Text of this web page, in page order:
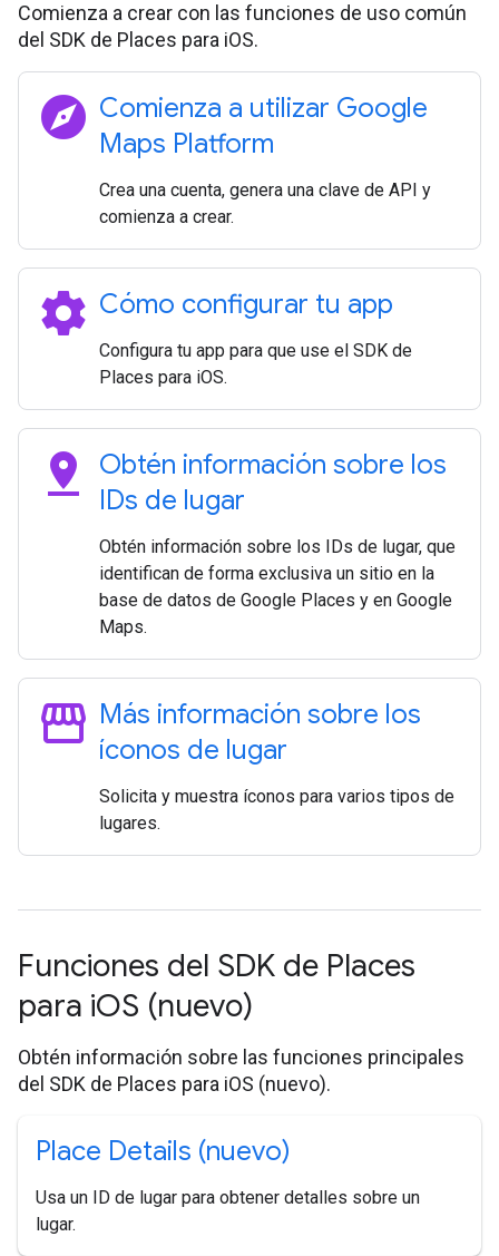
Comienza a crear con las funciones de uso común
del SDK de Places para iOS.
explore Comienza a utilizar Google
Maps Platform
Crea una cuenta, genera una clave de API y
comienza a crear.
settings Cómo configurar tu app
Configura tu app para que use el SDK de
Places para iOS.
pin_drop
Obtén información sobre los
IDs de lugar
Obtén información sobre los IDs de lugar, que
identifican de forma exclusiva un sitio en la
base de datos de Google Places y en Google
Maps.
storefront Más información sobre los
íconos de lugar
Solicita y muestra íconos para varios tipos de
lugares.
Funciones del SDK de Places
para iOS (nuevo)
Obtén información sobre las funciones principales
del SDK de Places para iOS (nuevo).
Place Details (nuevo)
Usa un ID de lugar para obtener detalles sobre un
lugar.